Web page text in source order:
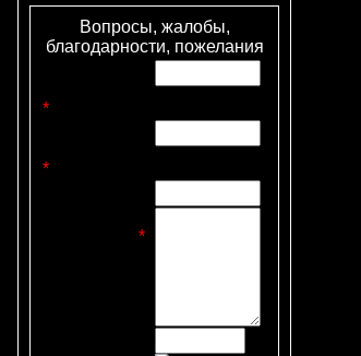
Вопросы, жалобы,
благодарности, пожелания
*
*
*